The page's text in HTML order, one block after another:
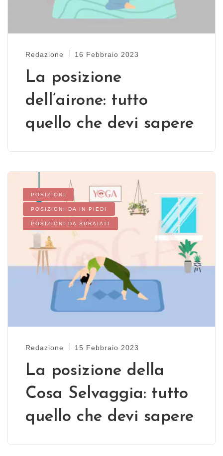
Redazione 16 Febbraio 2023
La posizione
dell’airone: tutto
quello che devi sapere
POSIZIONI
POSIZIONI DA IN PIEDI
POSIZIONI DA SDRAIATI
Redazione 15 Febbraio 2023
La posizione della
Cosa Selvaggia: tutto
quello che devi sapere